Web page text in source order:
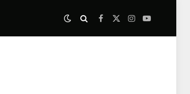
Facebook
X
Instagram
YouTube